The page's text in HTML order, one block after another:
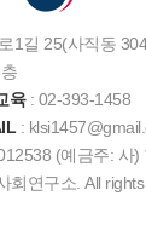
1길 25(사직동
육: 02-393-1458
:
(예금주: 사
회연구소. All